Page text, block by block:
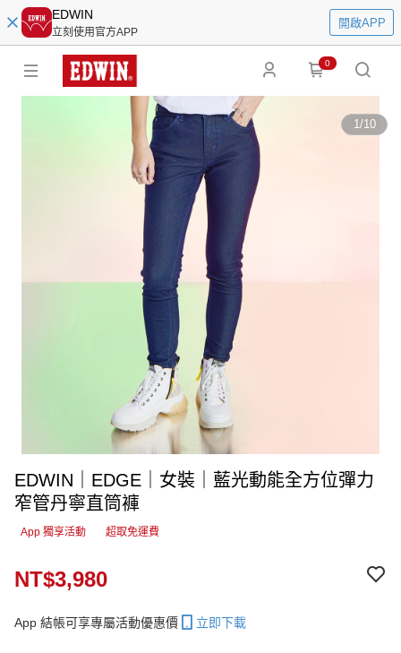
EDWIN
立刻使用官方APP
開啟APP
0
1/10
EDWIN｜EDGE｜女裝｜藍光動能全方位彈力
窄管丹寧直筒褲
App 獨享活動 超取免運費
NT$3,980
App 結帳可享專屬活動優惠價 立即下載